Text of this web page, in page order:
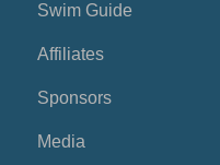
Swim Guide
Affiliates
Sponsors
Media